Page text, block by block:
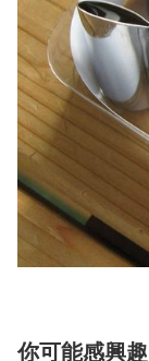
你可能感興